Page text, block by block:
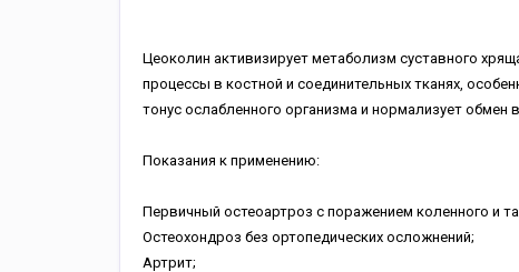
Цеоколин активизирует метаболизм суставного
процессы в костной и соединительных тканях,
тонус ослабленного организма и нормализует обмен
Показания к применению:
Первичный остеоартроз с поражением коленного и
Остеохондроз без ортопедических осложнений;
Артрит;